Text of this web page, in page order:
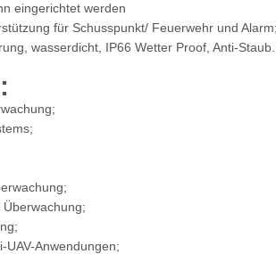
eingerichtet werden
für Schusspunkt/ Feuerwehr und Alarm;
wasserdicht, IP66 Wetter Proof, Anti-Staub.
UAV-Anwendungen;